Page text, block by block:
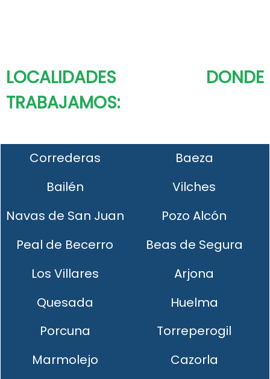
LOCALIDADES DONDE
TRABAJAMOS:
Correderas
Baeza
Bailén
Vilches
Navas de San Juan
Pozo Alcón
Peal de Becerro
Beas de Segura
Los Villares
Arjona
Quesada
Huelma
Porcuna
Torreperogil
Marmolejo
Cazorla